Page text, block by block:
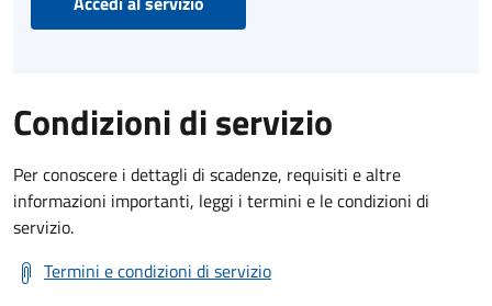
Condizioni di servizio
Per conoscere i dettagli di scadenze, requisiti e altre
informazioni importanti, leggi i termini e le condizioni di
servizio.
Termini e condizioni di servizio